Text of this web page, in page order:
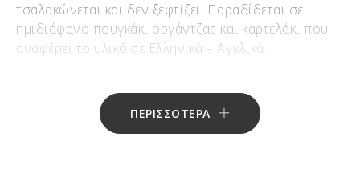
τσαλακώνεται και δεν ξεφτίζει. Παραδίδεται σε
ημιδιάφανο πουγκάκι οργάντζας και καρτελάκι που
αναφέρει το υλικό,σε Ελληνικά – Αγγλικά.
ΠΕΡΙΣΣΟΤΕΡΑ